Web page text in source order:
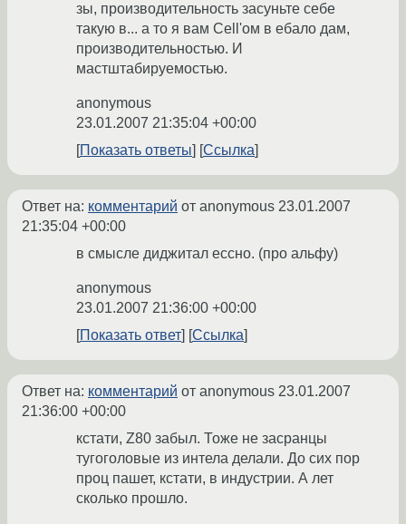
зы, производительность засуньте себе
такую в... а то я вам Cell'ом в ебало дам,
производительностью. И
мастштабируемостью.
anonymous
23.01.2007 21:35:04 +00:00
Показать ответы
Ссылка
Ответ на: комментарий от anonymous 23.01.2007
21:35:04 +00:00
в смысле диджитал ессно. (про альфу)
anonymous
23.01.2007 21:36:00 +00:00
Показать ответ
Ссылка
Ответ на: комментарий от anonymous 23.01.2007
21:36:00 +00:00
кстати, Z80 забыл. Тоже не засранцы
тугоголовые из интела делали. До сих пор
проц пашет, кстати, в индустрии. А лет
сколько прошло.